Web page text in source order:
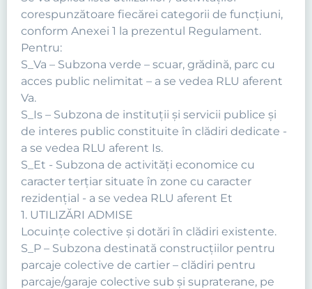
corespunzătoare fiecărei categorii de funcţiuni,
conform Anexei 1 la prezentul Regulament.
Pentru:
S_Va – Subzona verde – scuar, grădină, parc cu
acces public nelimitat – a se vedea RLU aferent
Va.
S_Is – Subzona de instituţii şi servicii publice şi
de interes public constituite în clădiri dedicate -
a se vedea RLU aferent Is.
S_Et - Subzona de activităţi economice cu
caracter terţiar situate în zone cu caracter
rezidenţial - a se vedea RLU aferent Et
1. UTILIZĂRI ADMISE
Locuinţe colective şi dotări în clădiri existente.
S_P – Subzona destinată construcţiilor pentru
parcaje colective de cartier – clădiri pentru
parcaje/garaje colective sub şi supraterane, pe